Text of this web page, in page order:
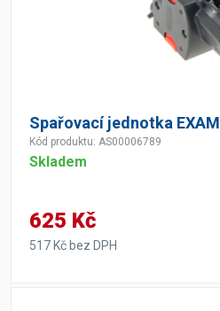
Spařovací jednotka EXAM
Kód produktu: AS00006789
Skladem
625 Kč
517 Kč bez DPH